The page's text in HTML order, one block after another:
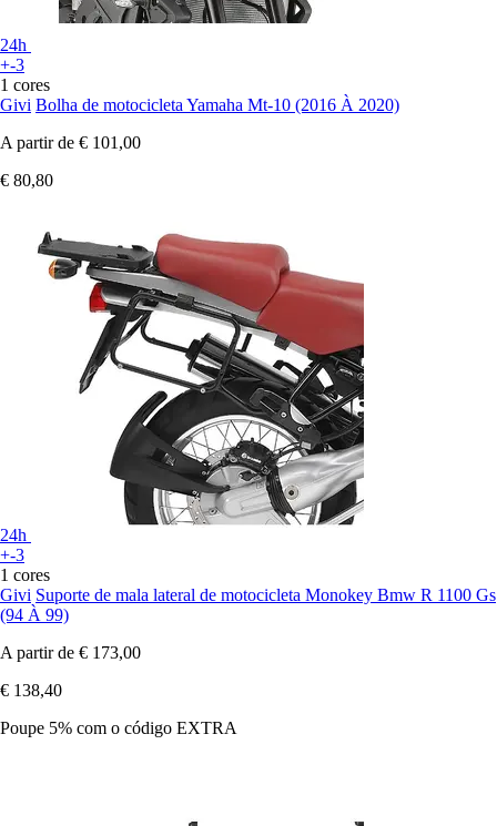
24h
+-3
1 cores
Givi Bolha de motocicleta Yamaha Mt-10 (2016 À 2020)
A partir de € 101,00
€ 80,80
24h
+-3
1 cores
Givi Suporte de mala lateral de motocicleta Monokey Bmw R 1100 Gs
(94 À 99)
A partir de € 173,00
€ 138,40
Poupe 5% com o código EXTRA